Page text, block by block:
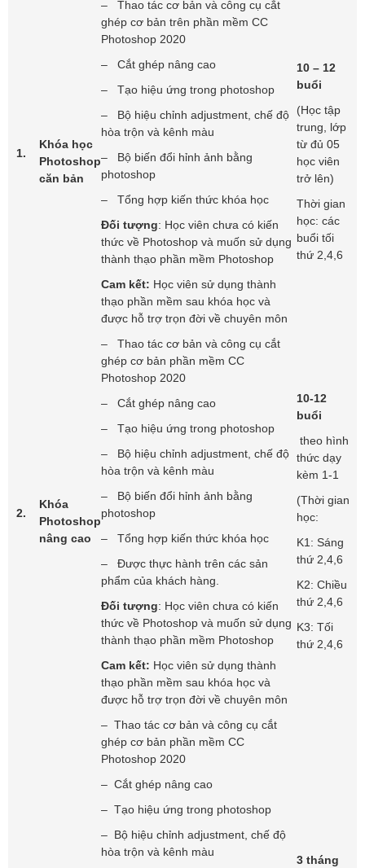
1.
Khóa học
Photoshop
căn bản
– Thao tác cơ bản và công cụ cắt
ghép cơ bản trên phần mềm CC
Photoshop 2020
– Cắt ghép nâng cao
– Tạo hiệu ứng trong photoshop
– Bộ hiệu chỉnh adjustment, chế độ
hòa trộn và kênh màu
– Bộ biến đổi hỉnh ảnh bằng
photoshop
– Tổng hợp kiến thức khóa học
Đối tượng: Học viên chưa có kiến
thức về Photoshop và muốn sử dụng
thành thạo phần mềm Photoshop
Cam kết: Học viên sử dụng thành
thạo phần mềm sau khóa học và
được hỗ trợ trọn đời về chuyên môn
10 – 12
buổi
(Học tập
trung, lớp
từ đủ 05
học viên
trở lên)
Thời gian
học: các
buổi tối
thứ 2,4,6
2.
Khóa
Photoshop
nâng cao
– Thao tác cơ bản và công cụ cắt
ghép cơ bản phần mềm CC
Photoshop 2020
– Cắt ghép nâng cao
– Tạo hiệu ứng trong photoshop
– Bộ hiệu chỉnh adjustment, chế độ
hòa trộn và kênh màu
– Bộ biến đổi hỉnh ảnh bằng
photoshop
– Tổng hợp kiến thức khóa học
– Được thực hành trên các sản
phẩm của khách hàng.
Đối tượng: Học viên chưa có kiến
thức về Photoshop và muốn sử dụng
thành thạo phần mềm Photoshop
Cam kết: Học viên sử dụng thành
thạo phần mềm sau khóa học và
được hỗ trợ trọn đời về chuyên môn
10-12
buổi
theo hình
thức dạy
kèm 1-1
(Thời gian
học:
K1: Sáng
thứ 2,4,6
K2: Chiều
thứ 2,4,6
K3: Tối
thứ 2,4,6
– Thao tác cơ bản và công cụ cắt
ghép cơ bản phần mềm CC
Photoshop 2020
– Cắt ghép nâng cao
– Tạo hiệu ứng trong photoshop
– Bộ hiệu chỉnh adjustment, chế độ
hòa trộn và kênh màu
3 tháng